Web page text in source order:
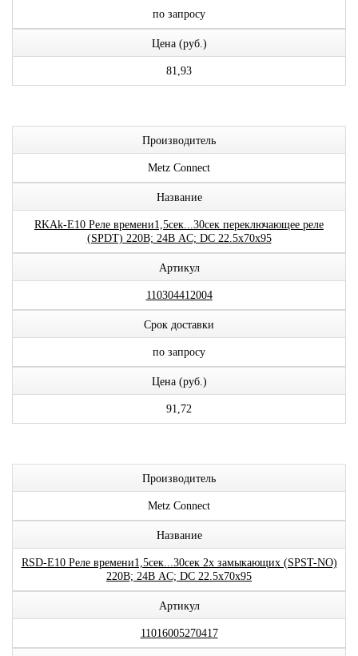
по запросу
Цена (руб.)
81,93
Производитель
Metz Connect
Название
RKAk-E10 Реле времени1,5сек...30сек переключающее реле
(SPDT) 220В; 24В AC; DC 22.5x70x95
Артикул
110304412004
Срок доставки
по запросу
Цена (руб.)
91,72
Производитель
Metz Connect
Название
RSD-E10 Реле времени1,5сек...30сек 2x замыкающих (SPST-NO)
220В; 24В AC; DC 22.5x70x95
Артикул
11016005270417